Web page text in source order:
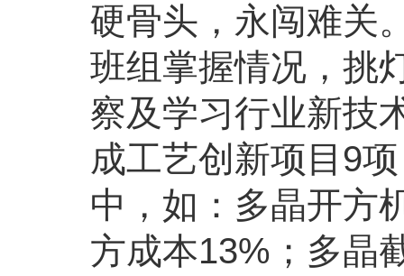
硬骨头，永闯难关
班组掌握情况，挑
察及学习行业新技
成工艺创新项目9
中，如：多晶开方
方成本13%；多晶